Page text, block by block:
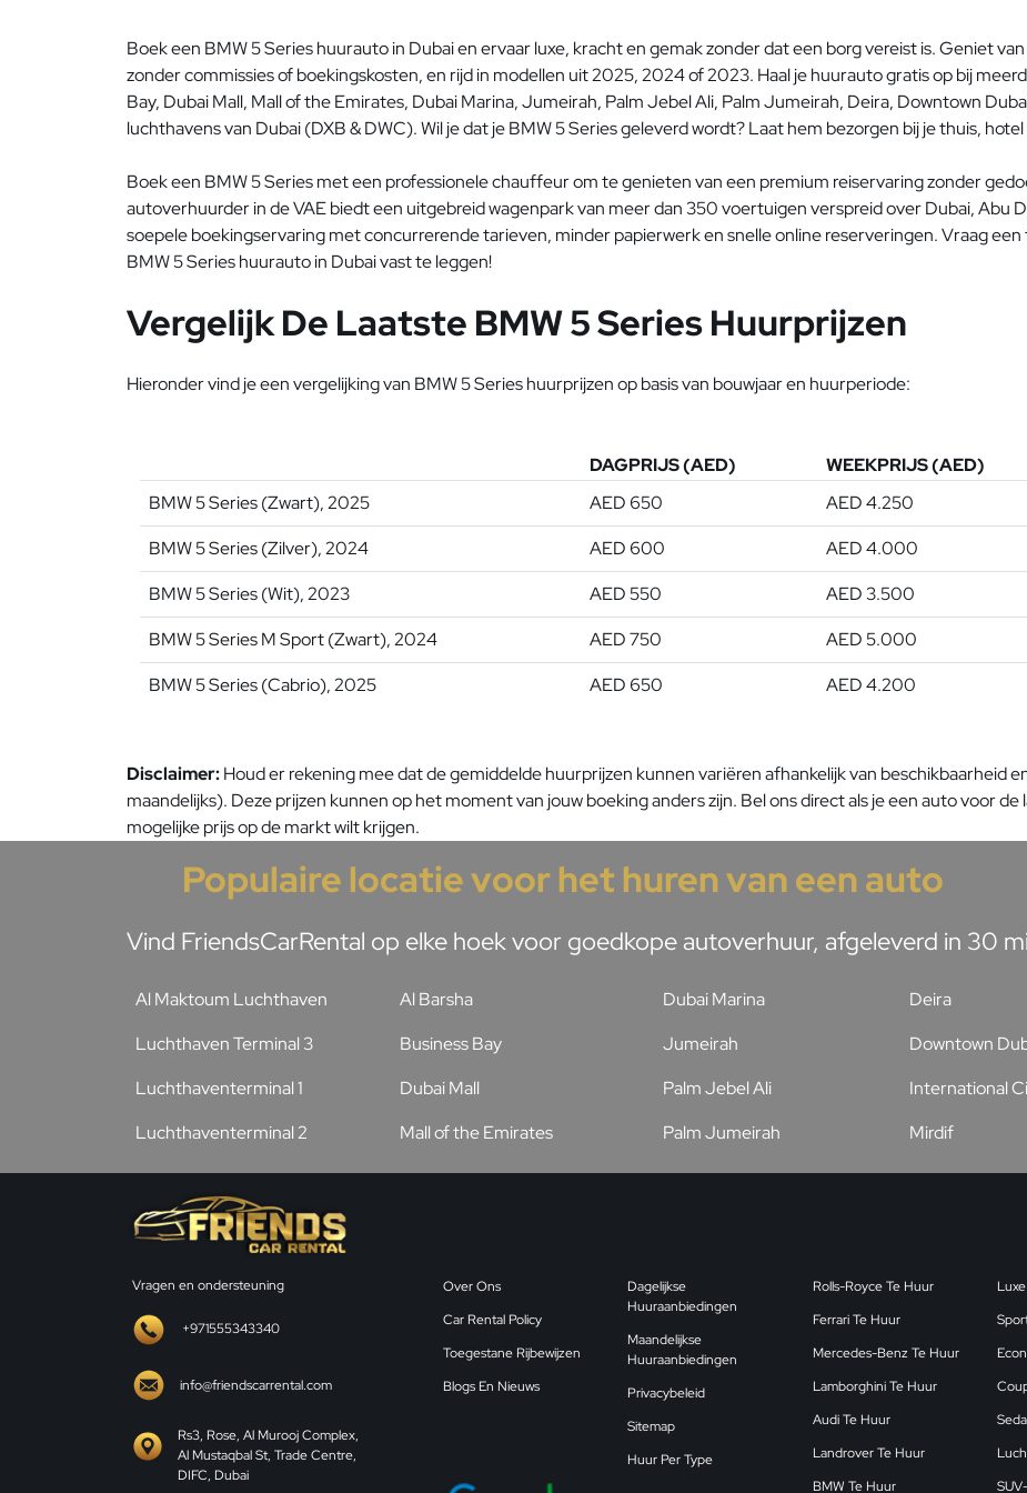
Boek een BMW 5 Series huurauto in Dubai en ervaar luxe, kracht en gemak zonder dat een borg vereist is. Geniet
zonder commissies of boekingskosten, en rijd in modellen uit 2025, 2024 of 2023. Haal je huurauto gratis op bij
Bay, Dubai Mall, Mall of the Emirates, Dubai Marina, Jumeirah, Palm Jebel Ali, Palm Jumeirah, Deira, Downtown
luchthavens van Dubai (DXB & DWC). Wil je dat je BMW 5 Series geleverd wordt? Laat hem bezorgen bij je thuis,
Boek een BMW 5 Series met een professionele chauffeur om te genieten van een premium reiservaring zonder
autoverhuurder in de VAE biedt een uitgebreid wagenpark van meer dan 350 voertuigen verspreid over Dubai, Abu
soepele boekingservaring met concurrerende tarieven, minder papierwerk en snelle online reserveringen. Vraag
BMW 5 Series huurauto in Dubai vast te leggen!
Vergelijk De Laatste BMW 5 Series Huurprijzen
Hieronder vind je een vergelijking van BMW 5 Series huurprijzen op basis van bouwjaar en huurperiode:
DAGPRIJS (AED) WEEKPRIJS (AED)
BMW 5 Series (Zwart), 2025
AED 650 AED 4.250
BMW 5 Series (Zilver), 2024
AED 600 AED 4.000
BMW 5 Series (Wit), 2023
AED 550 AED 3.500
BMW 5 Series M Sport (Zwart), 2024
AED 750 AED 5.000
BMW 5 Series (Cabrio), 2025
AED 650 AED 4.200
Disclaimer:Houd er rekening mee dat de gemiddelde huurprijzen kunnen variëren afhankelijk van beschikbaarheid
maandelijks). Deze prijzen kunnen op het moment van jouw boeking anders zijn. Bel ons direct als je een auto voor
mogelijke prijs op de markt wilt krijgen.
Populaire locatie voor het huren van een auto
Vind FriendsCarRental op elke hoek voor goedkope autoverhuur, afgeleverd in 30
Al Maktoum Luchthaven
Luchthaven Terminal 3
Luchthaventerminal 1
Luchthaventerminal 2
Al Barsha
Business Bay
Dubai Mall
Mall of the Emirates
Dubai Marina
Jumeirah
Palm Jebel Ali
Palm Jumeirah
Deira
Downtown
International
Mirdif
Vragen en ondersteuning
+971555343340
info@friendscarrental.com
Rs3, Rose, Al Murooj Complex,
Al Mustaqbal St, Trade Centre,
DIFC, Dubai
Over Ons
Car Rental Policy
Toegestane Rijbewijzen
Blogs En Nieuws
Dagelijkse
Huuraanbiedingen
Maandelijkse
Huuraanbiedingen
Privacybeleid
Sitemap
Huur Per Type
Rolls-Royce Te Huur
Ferrari Te Huur
Mercedes-Benz Te Huur
Lamborghini Te Huur
Audi Te Huur
Landrover Te Huur
BMW Te Huur